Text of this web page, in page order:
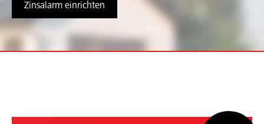
Zinsalarm einrichten